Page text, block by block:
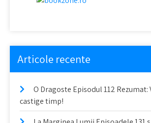
Articole recente
O Dragoste Episodul 112 Rezumat:
castige timp!